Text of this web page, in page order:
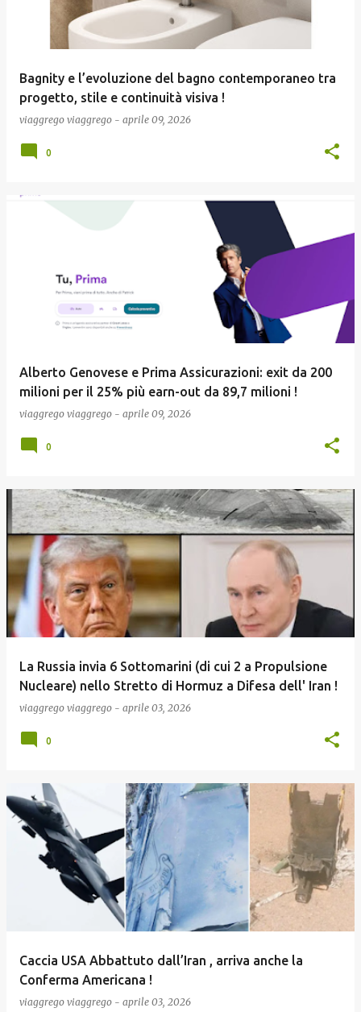
Bagnity e l’evoluzione del bagno contemporaneo tra
progetto, stile e continuità visiva !
viaggrego viaggrego - aprile 09, 2026
0
Alberto Genovese e Prima Assicurazioni: exit da 200
milioni per il 25% più earn-out da 89,7 milioni !
viaggrego viaggrego - aprile 09, 2026
0
La Russia invia 6 Sottomarini (di cui 2 a Propulsione
Nucleare) nello Stretto di Hormuz a Difesa dell' Iran !
viaggrego viaggrego - aprile 03, 2026
0
Caccia USA Abbattuto dall’Iran , arriva anche la
Conferma Americana !
viaggrego viaggrego - aprile 03, 2026